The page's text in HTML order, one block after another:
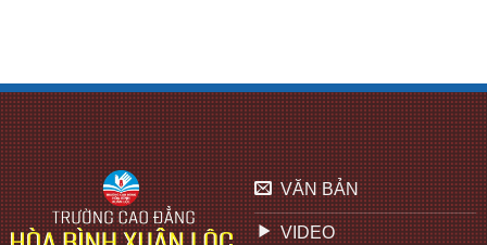
VĂN BẢN
VIDEO